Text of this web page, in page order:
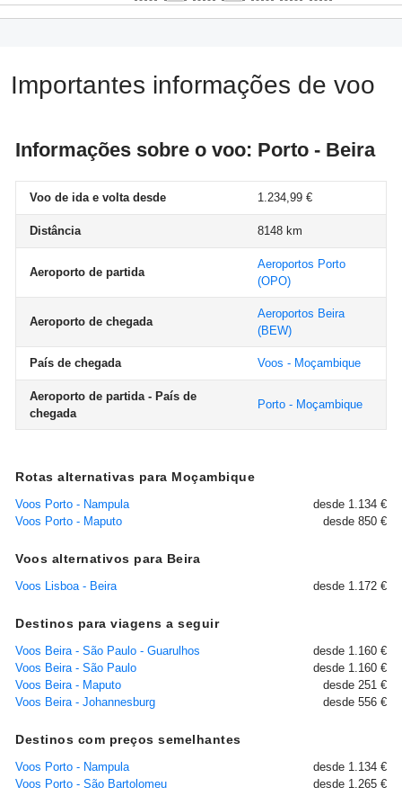
Importantes informações de voo
Informações sobre o voo: Porto - Beira
Voo de ida e volta desde 1.234,99 €
Distância 8148 km
Aeroporto de partida
Aeroportos Porto
(OPO)
Aeroporto de chegada
Aeroportos Beira
(BEW)
País de chegada Voos - Moçambique
Aeroporto de partida - País de
chegada
Porto - Moçambique
Rotas alternativas para Moçambique
Voos Porto - Nampula
desde 1.134 €
Voos Porto - Maputo
desde 850 €
Voos alternativos para Beira
Voos Lisboa - Beira desde 1.172 €
Destinos para viagens a seguir
Voos Beira - São Paulo - Guarulhos
desde 1.160 €
Voos Beira - São Paulo
desde 1.160 €
Voos Beira - Maputo
desde 251 €
Voos Beira - Johannesburg
desde 556 €
Destinos com preços semelhantes
Voos Porto - Nampula
desde 1.134 €
Voos Porto - São Bartolomeu
desde 1.265 €